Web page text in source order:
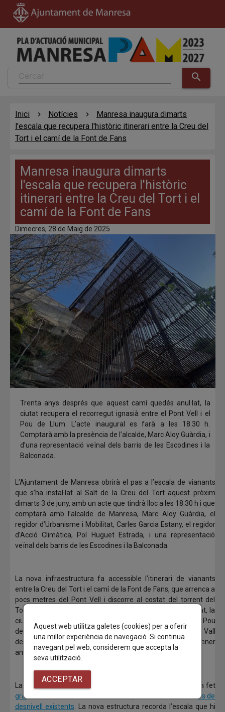
Aquest web utilitza galetes (cookies) per a oferir
una millor experiència de navegació. Si continua
navegant pel web, considerem que accepta la
seva utilització.
ACCEPTAR
search
Inici Notícies
Manresa inaugura dimarts
l'escala que recupera l'històric itinerari entre la Creu del
Tort i el camí de la Font de Fans
Manresa inaugura dimarts
l'escala que recupera l'històric
itinerari entre la Creu del Tort i el
camí de la Font de Fans
Dimecres, 28 de Maig de 2025
Trenta anys després que aquest camí quedés anul·lat, la
ciutat recupera el recorregut ignasià entre el Pont Vell i el
Pou de Llum. L’acte inaugural es farà a les 18.30 h.
Comptarà amb la presència de l’alcalde, Marc Aloy Guàrdia, i
d’una representació veïnal dels barris de les Escodines i la
Balconada.
L’Ajuntament de Manresa obrirà el pas a l’escala de vianants
que s’ha instal·lat al Salt de la Creu del Tort aquest pròxim
dimarts 3 de juny, amb un acte que tindrà lloc a les 18.30 h i que
comptarà amb l’alcalde de Manresa, Marc Aloy Guàrdia, el
regidor d’Urbanisme i Mobilitat, Carles Garcia Estany, el regidor
d’Acció Climàtica, Pol Huguet Estrada, i una representació
veïnal dels barris de les Escodines i la Balconada.
La nova infraestructura fa accessible l’itinerari de vianants
entre la Creu del Tort i el camí de la Font de Fans, que arrenca a
pocs metres del Pont Vell i discorre al costat del torrent del
Tort. Trenta anys després que aquest camí quedés anul·lat, la
ciutat recupera el recorregut ignasià entre el Pont Vell i el Pou
de Llum. S’obre així una nova mirada de la ciutat cap a la Vall
del Paradís i Montserrat, connectant el parc del riu Cardener
amb Santa Clara, al barri de les Escodines.
La connexió entre el punt superior i inferior de la balma s’ha fet
gràcies a la instal·lació d’una escala que salva els 13 metres de
desnivell existents. La nova estructura recorda l’escala que hi